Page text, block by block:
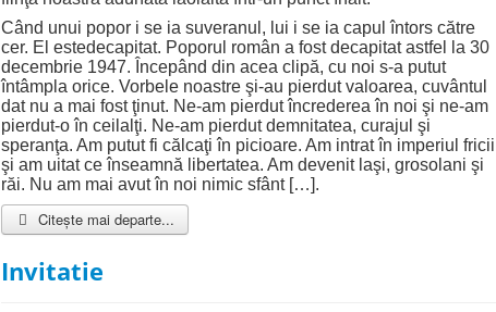
Când unui popor i se ia suveranul, lui i se ia capul întors către
cer. El estedecapitat. Poporul român a fost decapitat astfel la 30
decembrie 1947. Începând din acea clipă, cu noi s-a putut
întâmpla orice. Vorbele noastre şi-au pierdut valoarea, cuvântul
dat nu a mai fost ţinut. Ne-am pierdut încrederea în noi şi ne-am
pierdut-o în ceilalţi. Ne-am pierdut demnitatea, curajul şi
speranţa. Am putut fi călcaţi în picioare. Am intrat în imperiul fricii
şi am uitat ce înseamnă libertatea. Am devenit laşi, grosolani şi
răi. Nu am mai avut în noi nimic sfânt […].
Citește mai departe...
Invitatie